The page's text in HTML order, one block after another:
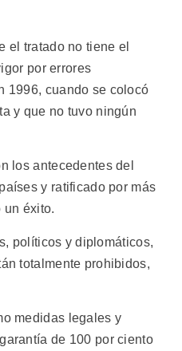
el tratado no tiene el
por errores
1996, cuando se colocó
y que no tuvo ningún
los antecedentes del
y ratificado por más
un éxito.
políticos y diplomáticos,
totalmente prohibidos,
medidas legales y
de 100 por ciento